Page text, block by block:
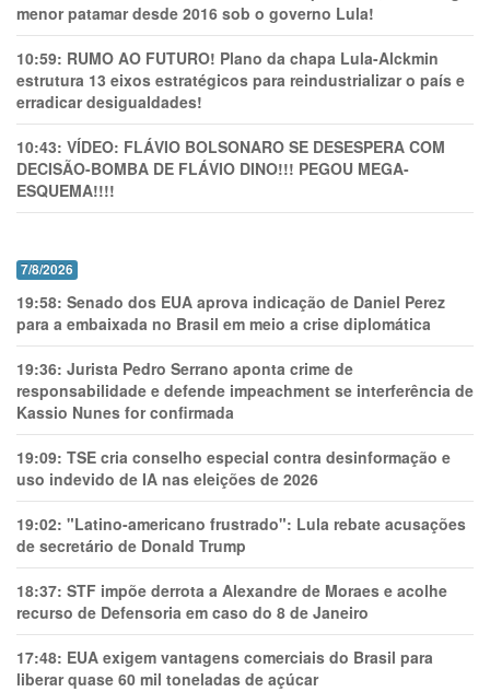
menor patamar desde 2016 sob o governo Lula!
10:59: RUMO AO FUTURO! Plano da chapa Lula-Alckmin
estrutura 13 eixos estratégicos para reindustrializar o país e
erradicar desigualdades!
10:43: VÍDEO: FLÁVIO BOLSONARO SE DESESPERA COM
DECISÃO-BOMBA DE FLÁVIO DINO!!! PEGOU MEGA-
ESQUEMA!!!!
7/8/2026
19:58: Senado dos EUA aprova indicação de Daniel Perez
para a embaixada no Brasil em meio a crise diplomática
19:36: Jurista Pedro Serrano aponta crime de
responsabilidade e defende impeachment se interferência de
Kassio Nunes for confirmada
19:09: TSE cria conselho especial contra desinformação e
uso indevido de IA nas eleições de 2026
19:02: "Latino-americano frustrado": Lula rebate acusações
de secretário de Donald Trump
18:37: STF impõe derrota a Alexandre de Moraes e acolhe
recurso de Defensoria em caso do 8 de Janeiro
17:48: EUA exigem vantagens comerciais do Brasil para
liberar quase 60 mil toneladas de açúcar